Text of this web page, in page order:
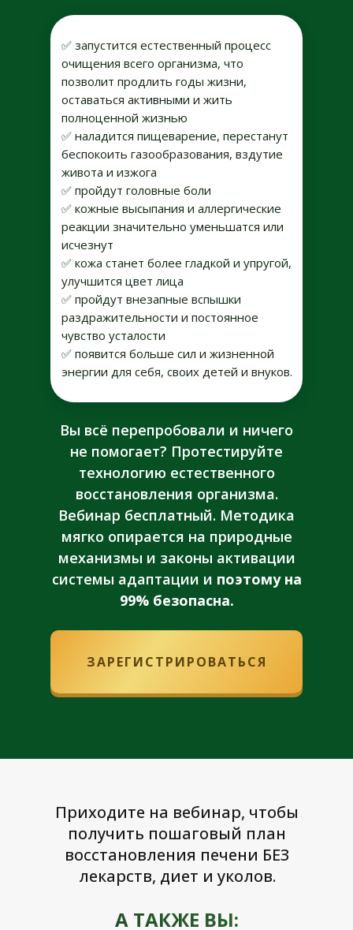
✅ запустится естественный процесс
очищения всего организма, что
позволит продлить годы жизни,
оставаться активными и жить
полноценной жизнью
✅ наладится пищеварение, перестанут
беспокоить газообразования, вздутие
живота и изжога
✅ пройдут головные боли
✅ кожные высыпания и аллергические
реакции значительно уменьшатся или
исчезнут
✅ кожа станет более гладкой и упругой,
улучшится цвет лица
✅ пройдут внезапные вспышки
раздражительности и постоянное
чувство усталости
✅ появится больше сил и жизненной
энергии для себя, своих детей и внуков.
ЗАРЕГИСТРИРОВАТЬСЯ
Вы всё перепробовали и ничего
не помогает? Протестируйте
технологию естественного
восстановления организма.
Вебинар бесплатный. Методика
мягко опирается на природные
механизмы и законы активации
системы адаптации и поэтому на
99% безопасна.
Приходите на вебинар, чтобы
получить пошаговый план
восстановления печени БЕЗ
лекарств, диет и уколов.
А ТАКЖЕ ВЫ: